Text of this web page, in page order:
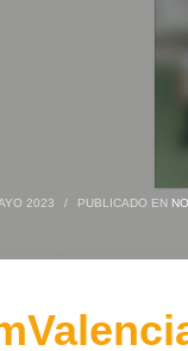
2023 / PUBLICADO EN